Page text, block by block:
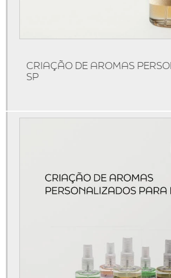
Produtos de marketing olfativo
Aromatização de eventos
Aromatização de lojas
Aluguel de máquina de aromatização
Aluguel de máquinas de aromatização
CRIAÇÃO DE AROMAS
SP